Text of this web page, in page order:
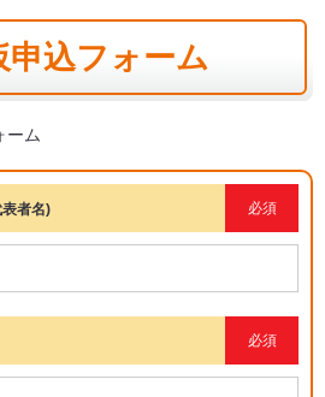
申込フォーム
ーム
者名) 必須
必須